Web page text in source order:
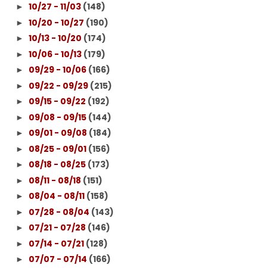
► 10/27 - 11/03 (148)
► 10/20 - 10/27 (190)
► 10/13 - 10/20 (174)
► 10/06 - 10/13 (179)
► 09/29 - 10/06 (166)
► 09/22 - 09/29 (215)
► 09/15 - 09/22 (192)
► 09/08 - 09/15 (144)
► 09/01 - 09/08 (184)
► 08/25 - 09/01 (156)
► 08/18 - 08/25 (173)
► 08/11 - 08/18 (151)
► 08/04 - 08/11 (158)
► 07/28 - 08/04 (143)
► 07/21 - 07/28 (146)
► 07/14 - 07/21 (128)
► 07/07 - 07/14 (166)